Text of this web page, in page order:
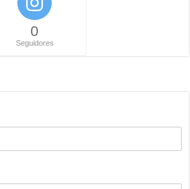
0
Seguidores